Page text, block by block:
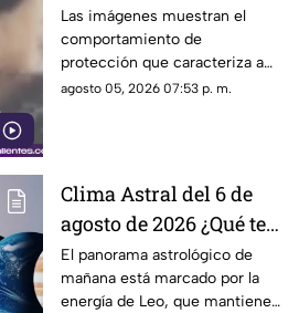
protege a su cría
Las imágenes muestran el
comportamiento de
protección que caracteriza a
las pandas gigantes durante los
agosto 05, 2026 07:53 p. m.
Clima Astral del 6 de
agosto de 2026 ¿Qué te
depara la energía del
día?
El panorama astrológico de
mañana está marcado por la
energía de Leo, que mantiene